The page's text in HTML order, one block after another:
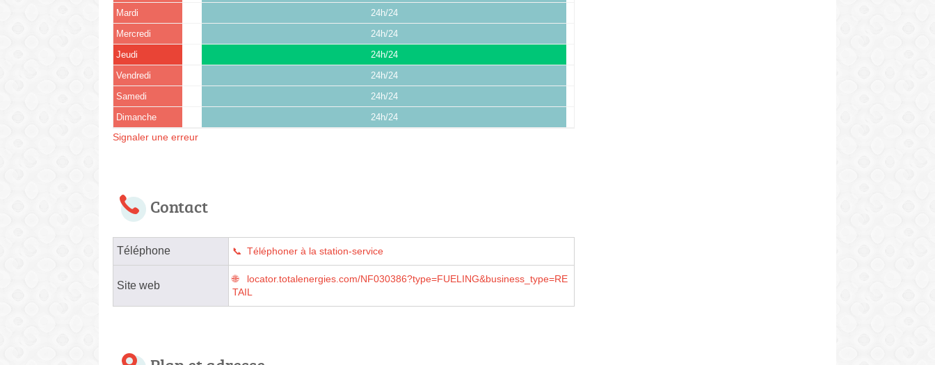
Mardi 24h/24
Mercredi 24h/24
Jeudi 24h/24
Vendredi 24h/24
Samedi 24h/24
Dimanche 24h/24
Signaler une erreur
Contact
Téléphone Téléphoner à la station-service
Site web
locator.totalenergies.com/NF030386?type=FUELING&business_type=RE
TAIL